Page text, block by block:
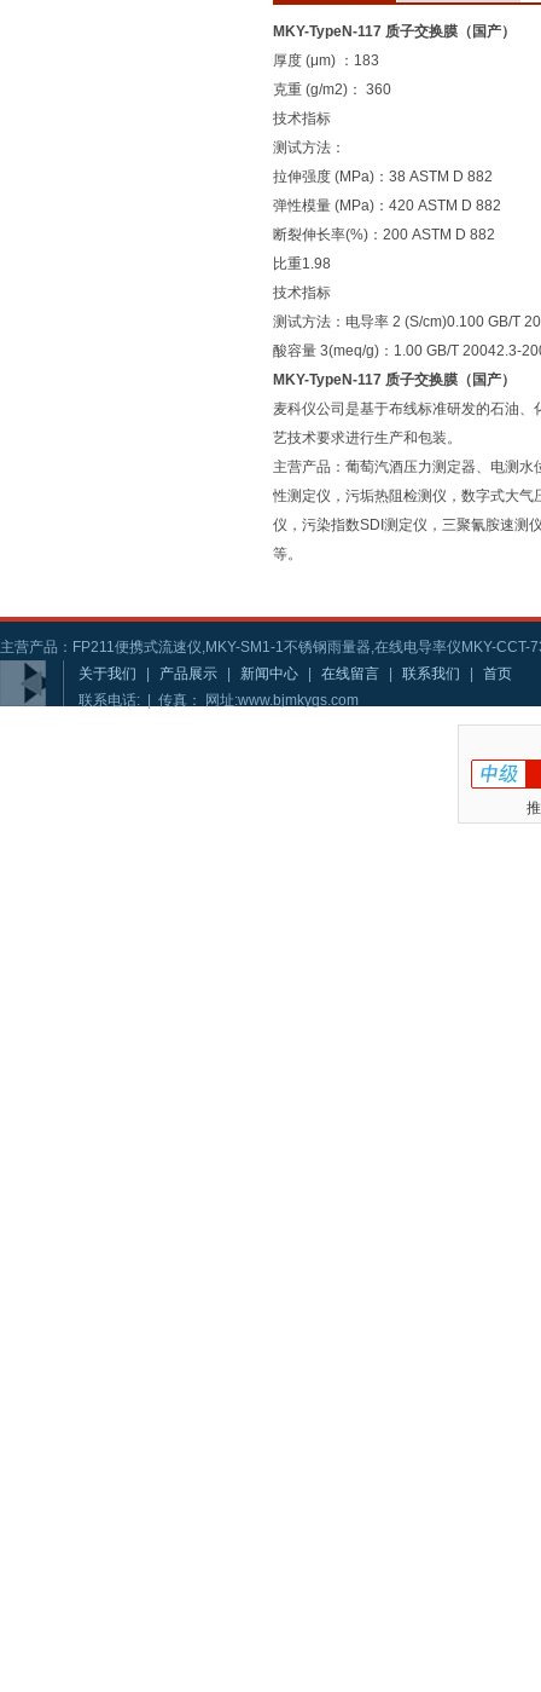
MKY-TypeN-117 质子交换膜（国产）
厚度 (μm) ：183
克重 (g/m2)： 360
技术指标
测试方法：
拉伸强度 (MPa)：38 ASTM D 882
弹性模量 (MPa)：420 ASTM D 882
断裂伸长率(%)：200 ASTM D 882
比重1.98
技术指标
测试方法：电导率 2 (S/cm)0.100 GB/T
酸容量 3(meq/g)：1.00 GB/T 20042.3-
MKY-TypeN-117 质子交换膜（国产）
麦科仪公司是基于布线标准研发的石油
艺技术要求进行生产和包装。
主营产品：葡萄汽酒压力测定器、电测
性测定仪，污垢热阻检测仪，数字式大
仪，污染指数SDI测定仪，三聚氰胺速测
等。
主营产品：FP211便携式流速仪,MKY-SM1-1不锈钢雨量器,在线电导率仪MKY-CCT-
关于我们
产品展示 新闻中心 在线留言 联系我们
首页
联系电话: | 传真： 网址:www.bjmkygs.com